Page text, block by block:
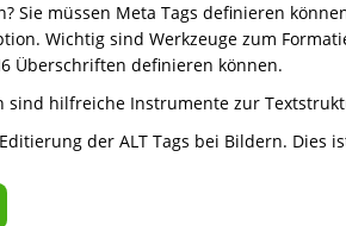
Sie müssen Meta Tags definieren
Wichtig sind Werkzeuge zum
Überschriften definieren können.
sind hilfreiche Instrumente zur
der ALT Tags bei Bildern.